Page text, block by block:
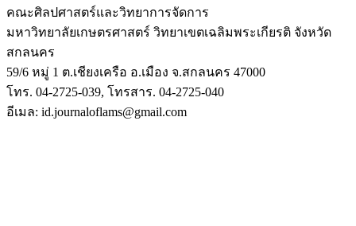
คณะศิลปศาสตร์และวิทยาการจัดการ
มหาวิทยาลัยเกษตรศาสตร์ วิทยาเขตเฉลิมพระเกียรติ จังหวัด
สกลนคร
59/6 หมู่ 1 ต.เชียงเครือ อ.เมือง จ.สกลนคร 47000
โทร. 04-2725-039, โทรสาร. 04-2725-040
อีเมล: id.journaloflams@gmail.com